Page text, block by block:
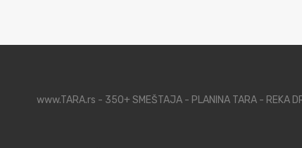
www.TARA.rs - 350+ SMEŠTAJA - PLANINA TARA - REKA